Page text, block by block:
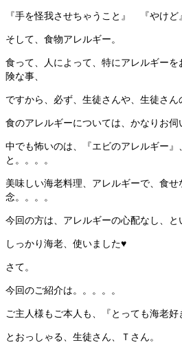
『手を怪我させちゃうこと』 『やけど』
そして、食物アレルギー。
食って、人によって、特にアレルギー
険な事、
ですから、必ず、生徒さんや、生徒さん
食のアレルギーについては、かなりお伺
中でも怖いのは、『エビのアレルギー
と。。。。
美味しい海老料理、アレルギーで、食
念。。。。
今回の方は、アレルギーの心配なし、と
しっかり海老、使いました♥
さて。
今回のご紹介は。。。。。
ご主人様もご本人も、『とっても海老好
とおっしゃる、生徒さん、Ｔさん。